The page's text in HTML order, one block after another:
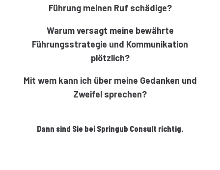
Führung meinen Ruf schädige?
Warum versagt meine bewährte
Führungsstrategie und Kommunikation
plötzlich?
Mit wem kann ich über meine Gedanken und
Zweifel sprechen?
Dann sind Sie bei Springub Consult richtig.